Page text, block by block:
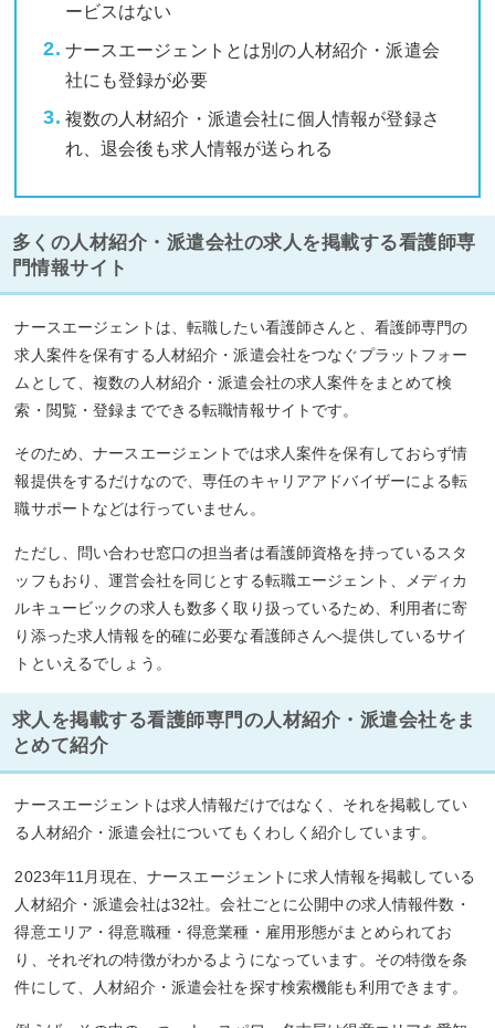
ービスはない
ナースエージェントとは別の人材紹介・派遣会
社にも登録が必要
複数の人材紹介・派遣会社に個人情報が登録さ
れ、退会後も求人情報が送られる
多くの人材紹介・派遣会社の求人を掲載する看護師専
門情報サイト
ナースエージェントは、転職したい看護師さんと、看護師専門の
求人案件を保有する人材紹介・派遣会社をつなぐプラットフォー
ムとして、複数の人材紹介・派遣会社の求人案件をまとめて検
索・閲覧・登録までできる転職情報サイトです。
そのため、ナースエージェントでは求人案件を保有しておらず情
報提供をするだけなので、専任のキャリアアドバイザーによる転
職サポートなどは行っていません。
ただし、問い合わせ窓口の担当者は看護師資格を持っているスタ
ッフもおり、運営会社を同じとする転職エージェント、メディカ
ルキュービックの求人も数多く取り扱っているため、利用者に寄
り添った求人情報を的確に必要な看護師さんへ提供しているサイ
トといえるでしょう。
求人を掲載する看護師専門の人材紹介・派遣会社をま
とめて紹介
ナースエージェントは求人情報だけではなく、それを掲載してい
る人材紹介・派遣会社についてもくわしく紹介しています。
2023年11月現在、ナースエージェントに求人情報を掲載している
人材紹介・派遣会社は32社。会社ごとに公開中の求人情報件数・
得意エリア・得意職種・得意業種・雇用形態がまとめられてお
り、それぞれの特徴がわかるようになっています。その特徴を条
件にして、人材紹介・派遣会社を探す検索機能も利用できます。